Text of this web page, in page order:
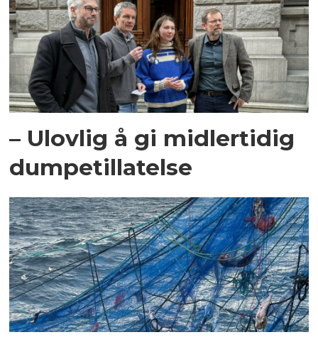
– Ulovlig å gi midlertidig
dumpetillatelse